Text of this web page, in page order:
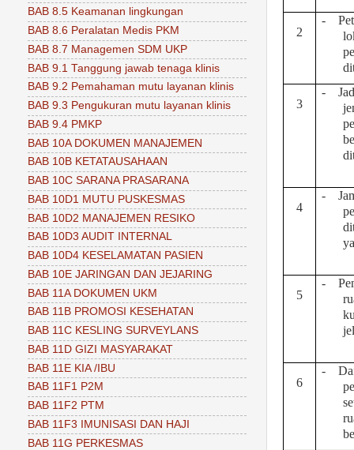
2
-
3
-
4
-
5
-
6
-
BAB 8.5 Keamanan lingkungan
BAB 8.6 Peralatan Medis PKM
BAB 8.7 Managemen SDM UKP
BAB 9.1 Tanggung jawab tenaga klinis
BAB 9.2 Pemahaman mutu layanan klinis
BAB 9.3 Pengukuran mutu layanan klinis
BAB 9.4 PMKP
BAB 10A DOKUMEN MANAJEMEN
BAB 10B KETATAUSAHAAN
BAB 10C SARANA PRASARANA
BAB 10D1 MUTU PUSKESMAS
BAB 10D2 MANAJEMEN RESIKO
BAB 10D3 AUDIT INTERNAL
BAB 10D4 KESELAMATAN PASIEN
BAB 10E JARINGAN DAN JEJARING
BAB 11A DOKUMEN UKM
BAB 11B PROMOSI KESEHATAN
BAB 11C KESLING SURVEYLANS
BAB 11D GIZI MASYARAKAT
BAB 11E KIA /IBU
BAB 11F1 P2M
BAB 11F2 PTM
BAB 11F3 IMUNISASI DAN HAJI
BAB 11G PERKESMAS